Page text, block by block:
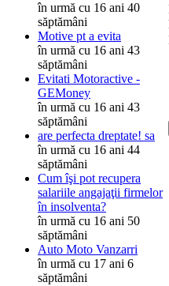
în urmă cu 16 ani 40
săptămâni
Motive pt a evita
în urmă cu 16 ani 43
săptămâni
Evitati Motoractive -
GEMoney
în urmă cu 16 ani 43
săptămâni
are perfecta dreptate! sa
în urmă cu 16 ani 44
săptămâni
Cum îşi pot recupera
salariile angajaţii firmelor
în insolventa?
în urmă cu 16 ani 50
săptămâni
Auto Moto Vanzarri
în urmă cu 17 ani 6
săptămâni